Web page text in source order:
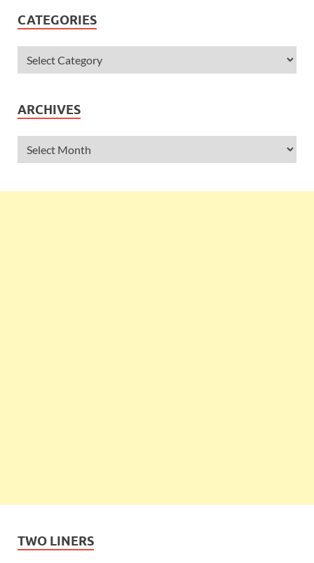
CATEGORIES
ARCHIVES
TWO LINERS